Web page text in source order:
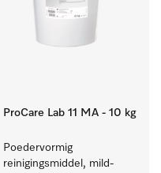
ProCare Lab 11 MA - 10 kg
Poedervormig
reinigingsmiddel, mild-